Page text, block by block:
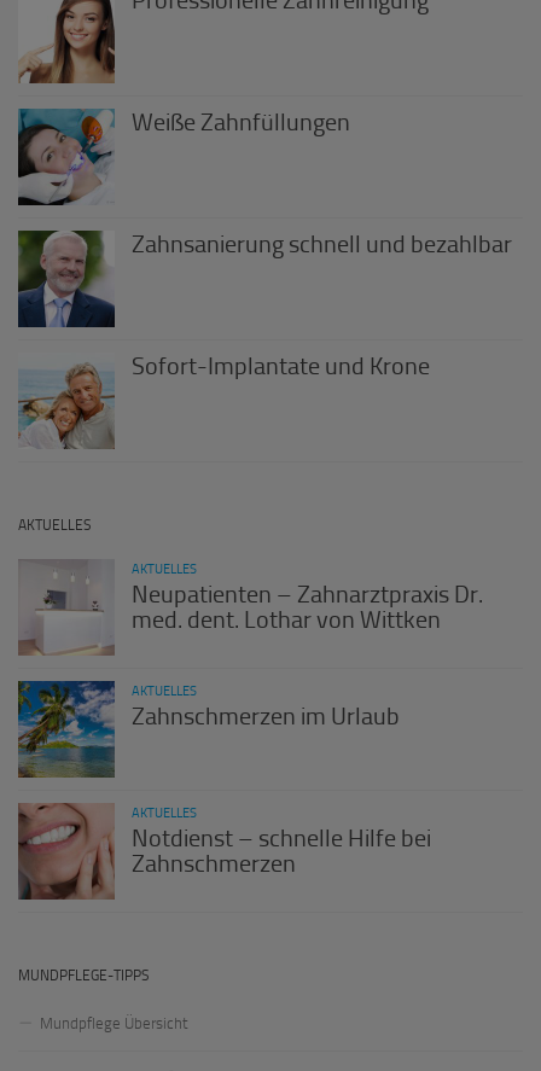
Weiße Zahnfüllungen
Zahnsanierung schnell und bezahlbar
Sofort-Implantate und Krone
AKTUELLES
AKTUELLES
Neupatienten – Zahnarztpraxis Dr.
med. dent. Lothar von Wittken
AKTUELLES
Zahnschmerzen im Urlaub
AKTUELLES
Notdienst – schnelle Hilfe bei
Zahnschmerzen
MUNDPFLEGE-TIPPS
Mundpflege Übersicht